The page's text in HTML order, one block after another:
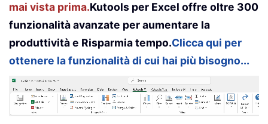
mai vista prima.Kutools per Excel offre oltre 300
funzionalità avanzate per aumentare la
produttività e Risparmia tempo.Clicca qui per
ottenere la funzionalità di cui hai più bisogno...